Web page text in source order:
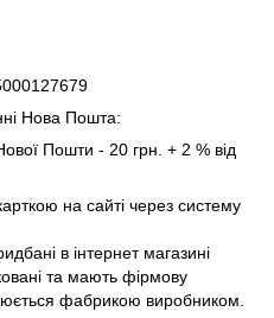
Нова Пошта:
Пошти - 20 грн. + 2 % від
на сайті через систему
в інтернет магазині
та мають фірмову
фабрикою виробником.